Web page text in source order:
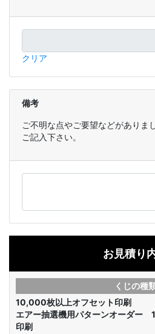
クリア
備考
ご不明な点やご要望などがありま
ご記入下さい。
お見積り
くじの種
10,000枚以上オフセット印刷
エアー抽選機用パターンオーダ
印刷